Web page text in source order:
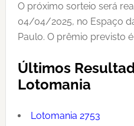
O próximo sorteio será
04/04/2025, no Espaço
Paulo. O prêmio previsto
Últimos
Lotomania
Lotomania 2753